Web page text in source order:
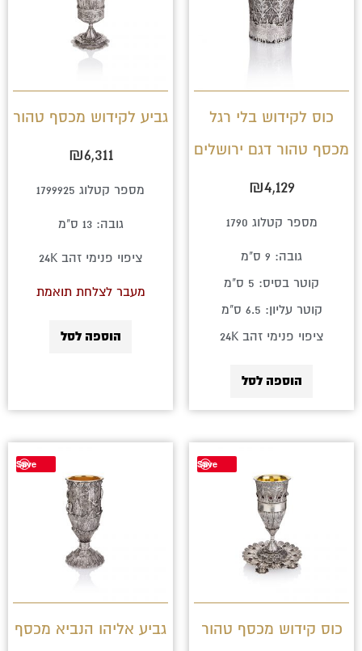
כוס לקידוש בלי רגל
מכסף טהור דגם ירושלים
₪4,129
מספר קטלוג 1790
גובה: 9 ס"מ
קוטר בסיס: 5 ס"מ
קוטר עליון: 6.5 ס"מ
ציפוי פנימי זהב 24K
הוספה לסל
גביע לקידוש מכסף טהור
₪6,311
מספר קטלוג 1799925
גובה: 13 ס"מ
ציפוי פנימי זהב 24K
מעבר לצלחת תואמת
הוספה לסל
Save
כוס קידוש מכסף טהור
למוצר
Save
גביע אליהו הנביא מכסף